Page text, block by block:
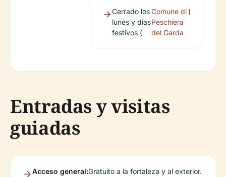
Cerrado los
lunes y días
festivos (
Comune di
Peschiera
del Garda
)
Entradas y visitas
guiadas
Acceso general:Gratuito a la fortaleza y al exterior.